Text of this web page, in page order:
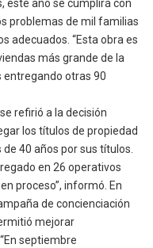
este año se cumplirá con
problemas de mil familias
adecuados. “Esta obra es
más grande de la
otras 90
refirió a la decisión
los títulos de propiedad
40 años por sus títulos.
en 26 operativos
proceso”, informó. En
de concienciación
mejorar
septiembre